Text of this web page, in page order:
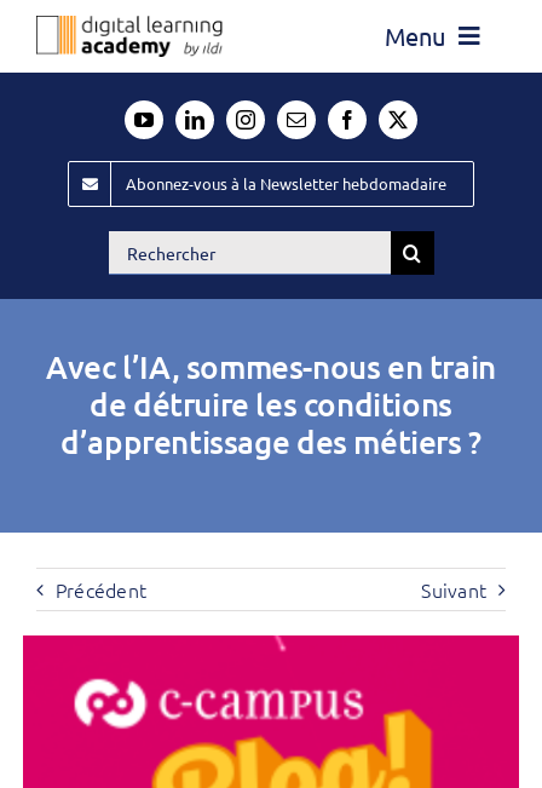
Passer
Menu
Évènements ILDI
Offres d’emploi
Publiez
Contact
Abonnez-vous à la Newsletter hebdomadaire
Rechercher:
Avec l’IA, sommes-nous en train
de détruire les conditions
d’apprentissage des métiers ?
Précédent Suivant